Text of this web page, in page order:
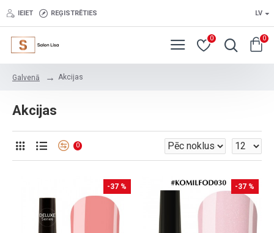
IEIET REĢISTRĒTIES LV
0 0
Galvenā Akcijas
Akcijas
0
-37 % -37 %